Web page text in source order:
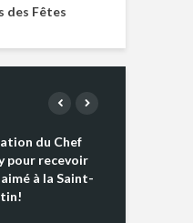
des Fêtes
du Chef
pour recevoir
aimé à la Saint-